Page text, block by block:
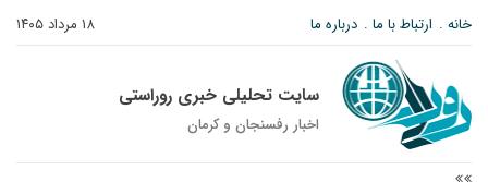
۱۸ مرداد ۱۴۰۵ خانه ارتباط با ما درباره ما
سایت تحلیلی خبری روراستی
اخبار رفسنجان و كرمان